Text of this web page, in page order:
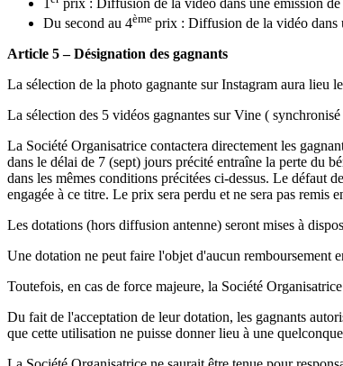
1
prix : Diffusion de la vidéo dans une émission
Du second au 4ème prix : Diffusion de la
Article 5 – Désignation des gagnants
La sélection de la photo gagnante sur Instagram aura lieu
La sélection des 5 vidéos gagnantes sur Vine (
La Société Organisatrice contactera directement les
dans le délai de 7 (sept) jours précité entraîne la perte du
dans les mêmes conditions précitées ci-dessus. Le défaut
engagée à ce titre. Le prix sera perdu et ne sera pas remis
Les dotations (hors diffusion antenne) seront mises à
Une dotation ne peut faire l'objet d'aucun remboursement
Toutefois, en cas de force majeure, la Société
Du fait de l'acceptation de leur dotation, les gagnants
que cette utilisation ne puisse donner lieu à une